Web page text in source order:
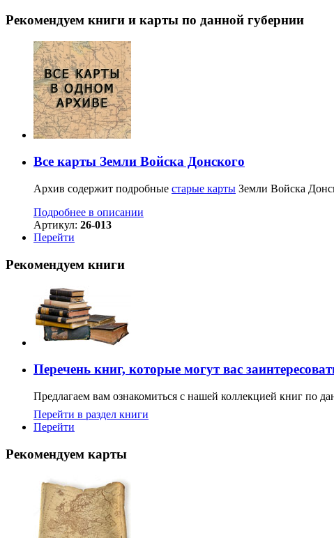
Рекомендуем книги и карты по данной губернии
Все карты Земли Войска Донского
Архив содержит подробные старые карты Земли Войска
Подробнее в описании
Артикул: 26-013
Перейти
Рекомендуем книги
Перечень книг, которые могут вас
Предлагаем вам ознакомиться с нашей коллекцией книг по
Перейти в раздел книги
Перейти
Рекомендуем карты